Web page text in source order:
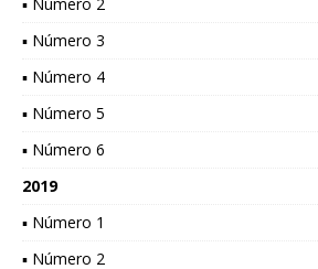
▪ Número 3
▪ Número 4
▪ Número 5
▪ Número 6
2019
▪ Número 1
▪ Número 2